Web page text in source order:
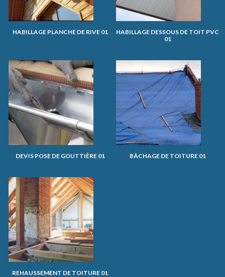
HABILLAGE PLANCHE DE RIVE 01
HABILLAGE DESSOUS DE TOIT PVC
01
DEVIS POSE DE GOUTTIÈRE 01 BÂCHAGE DE TOITURE 01
REHAUSSEMENT DE TOITURE 01